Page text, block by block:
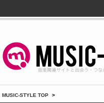
MUSIC-STYLE TOP >